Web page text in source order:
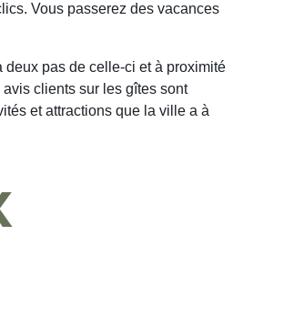
Vous passerez des vacances
pas de celle-ci et à proximité
clients sur les gîtes sont
et attractions que la ville a à